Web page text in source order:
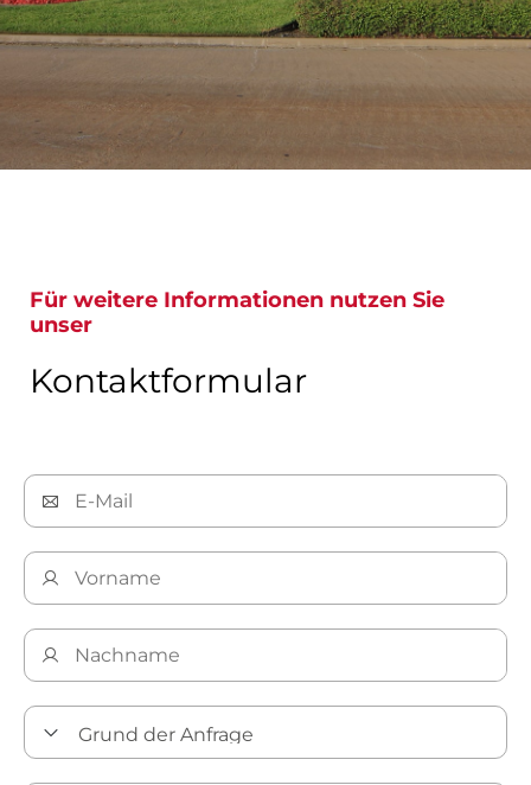
Für weitere Informationen nutzen Sie
unser
Kontaktformular